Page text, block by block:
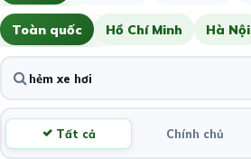
Toàn quốc Hồ Chí Minh Hà Nội
Tất cả Chính chủ